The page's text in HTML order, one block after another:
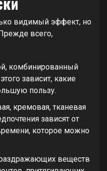
видимый эффект, но
всего,
комбинированный
зависит, какие
пользу.
кремовая, тканевая
зависят от
которое можно
веществ